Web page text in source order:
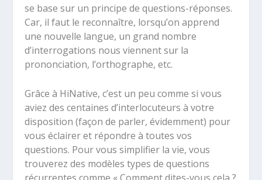
se base sur un principe de questions-réponses.
Car, il faut le reconnaître, lorsqu’on apprend
une nouvelle langue, un grand nombre
d’interrogations nous viennent sur la
prononciation, l’orthographe, etc.
Grâce à HiNative, c’est un peu comme si vous
aviez des centaines d’interlocuteurs à votre
disposition (façon de parler, évidemment) pour
vous éclairer et répondre à toutes vos
questions. Pour vous simplifier la vie, vous
trouverez des modèles types de questions